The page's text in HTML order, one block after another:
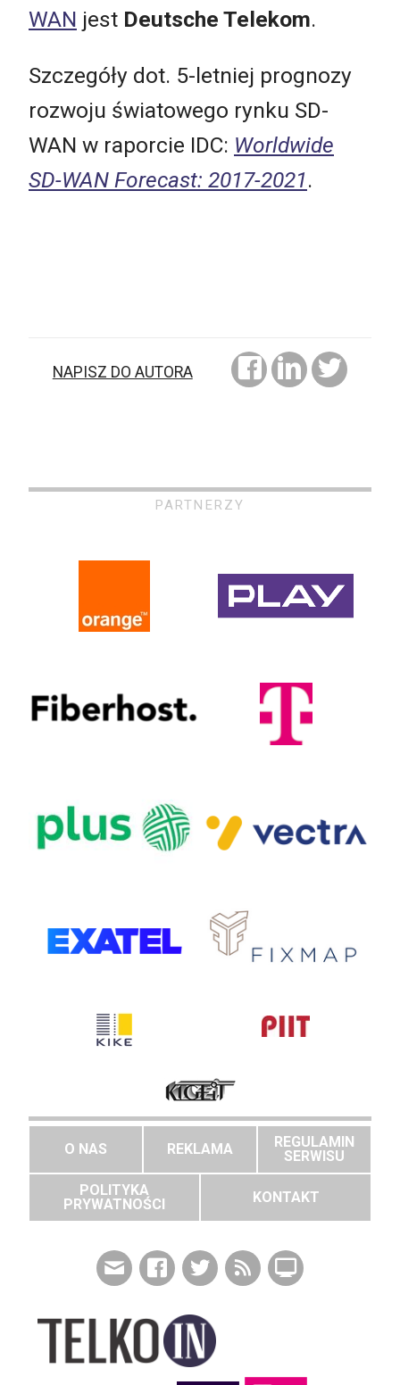
WAN jest Deutsche Telekom.
Szczegóły dot. 5-letniej prognozy
rozwoju światowego rynku SD-
WAN w raporcie IDC: Worldwide
SD-WAN Forecast: 2017-2021.
NAPISZ DO AUTORA
PARTNERZY
O NAS REKLAMA
REGULAMIN
SERWISU
POLITYKA
PRYWATNOŚCI
KONTAKT